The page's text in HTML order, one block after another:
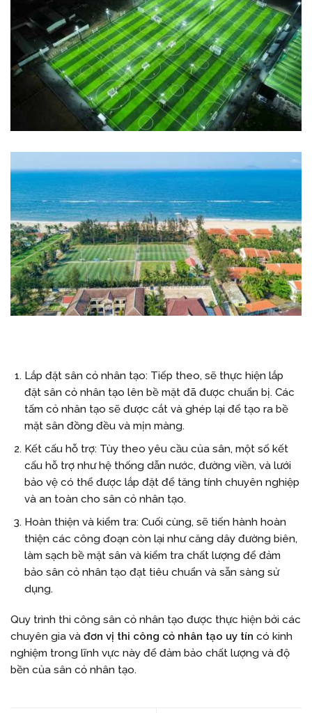
Lắp đặt sân cỏ nhân tạo: Tiếp theo, sẽ thực hiện lắp
đặt sân cỏ nhân tạo lên bề mặt đã được chuẩn bị. Các
tấm cỏ nhân tạo sẽ được cắt và ghép lại để tạo ra bề
mặt sân đồng đều và mịn màng.
Kết cấu hỗ trợ: Tùy theo yêu cầu của sân, một số kết
cấu hỗ trợ như hệ thống dẫn nước, đường viền, và lưới
bảo vệ có thể được lắp đặt để tăng tính chuyên nghiệp
và an toàn cho sân cỏ nhân tạo.
Hoàn thiện và kiểm tra: Cuối cùng, sẽ tiến hành hoàn
thiện các công đoạn còn lại như căng dây đường biên,
làm sạch bề mặt sân và kiểm tra chất lượng để đảm
bảo sân cỏ nhân tạo đạt tiêu chuẩn và sẵn sàng sử
dụng.
Quy trình thi công sân cỏ nhân tạo được thực hiện bởi các
chuyên gia và đơn vị thi công cỏ nhân tạo uy tín có kinh
nghiệm trong lĩnh vực này để đảm bảo chất lượng và độ
bền của sân cỏ nhân tạo.